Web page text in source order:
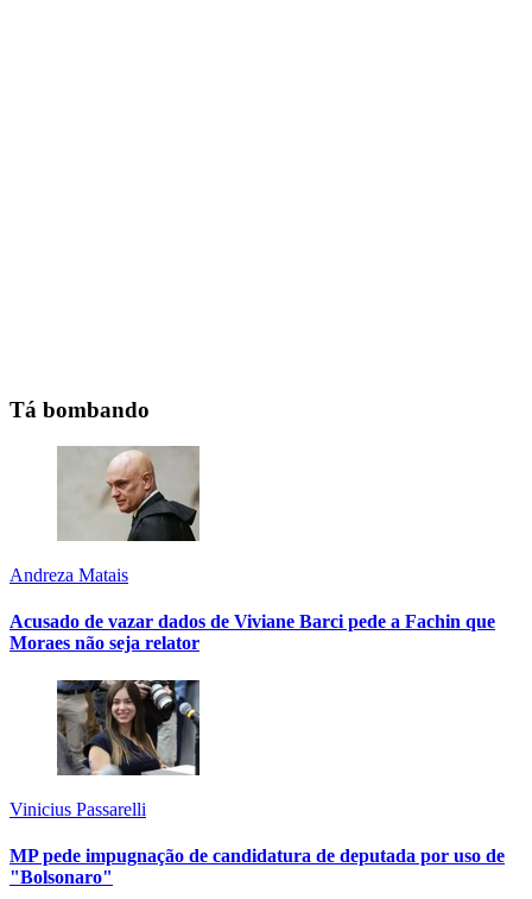
Tá bombando
Andreza Matais
Acusado de vazar dados de Viviane Barci pede a Fachin que
Moraes não seja relator
Vinicius Passarelli
MP pede impugnação de candidatura de deputada por uso de
"Bolsonaro"